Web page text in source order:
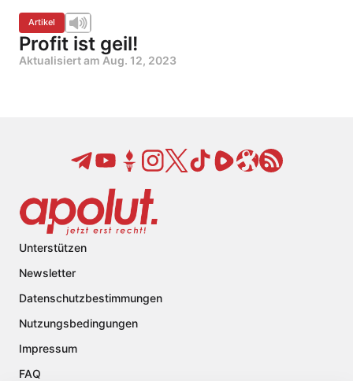
Artikel
Profit ist geil!
Aktualisiert am Aug. 12, 2023
Unterstützen
Newsletter
Datenschutzbestimmungen
Nutzungsbedingungen
Impressum
FAQ